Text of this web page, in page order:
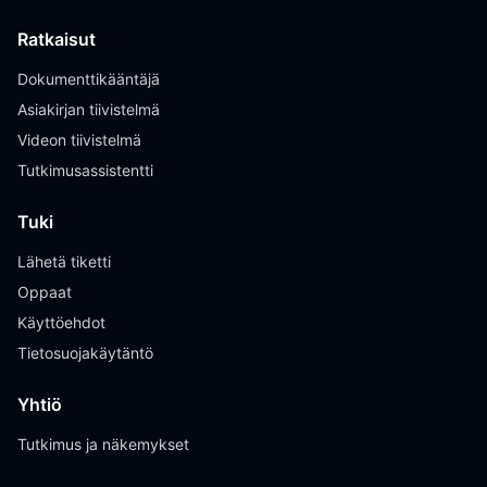
Ratkaisut
Dokumenttikääntäjä
Asiakirjan tiivistelmä
Videon tiivistelmä
Tutkimusassistentti
Tuki
Lähetä tiketti
Oppaat
Käyttöehdot
Tietosuojakäytäntö
Yhtiö
Tutkimus ja näkemykset